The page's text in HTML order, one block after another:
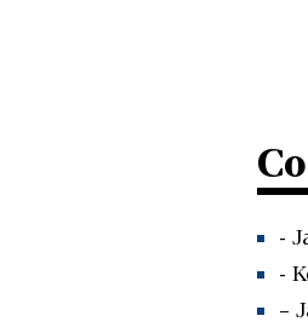
-
-
–